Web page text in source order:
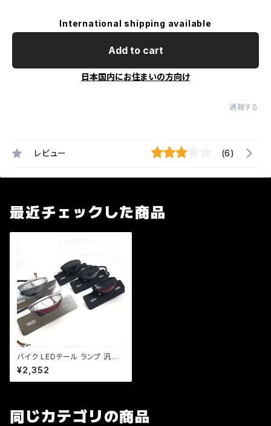
International shipping available
Add to cart
日本国内にお住まいの方向け
通報する
レビュー (6)
最近チェックした商品
バイク LEDテール ランプ 汎用
ナンバー灯付 ミニタイプ 【シル
バー】カスタム テール エイプ モ
ンキー SR マグナ FTR 【レン
¥2,352
同じカテゴリの商品